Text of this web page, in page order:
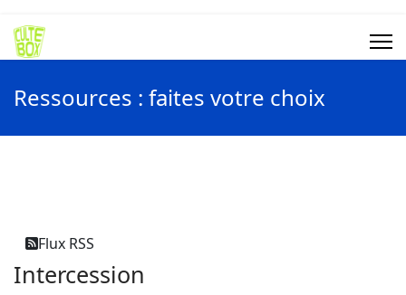
Ressources : faites votre choix
Flux RSS
Intercession